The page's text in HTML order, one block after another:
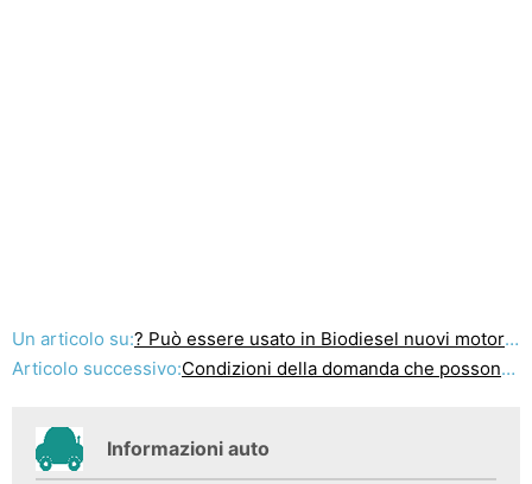
Un articolo su:? Può essere usato in Biodiesel nuovi motori diesel
Articolo successivo:Condizioni della domanda che possono causare lo spostamento del mercato auto ibride
Informazioni auto